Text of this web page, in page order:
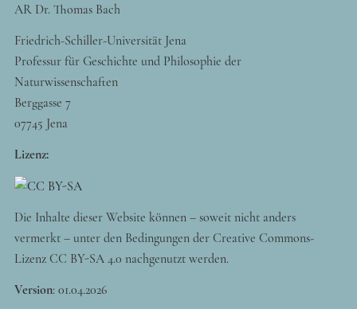
AR Dr. Thomas Bach
Friedrich-Schiller-Universität Jena
Professur für Geschichte und Philosophie der
Naturwissenschaften
Berggasse 7
07745 Jena
Lizenz:
Die Inhalte dieser Website können – soweit nicht anders
vermerkt – unter den Bedingungen der Creative Commons-
Lizenz CC BY-SA 4.0 nachgenutzt werden.
Version: 01.04.2026